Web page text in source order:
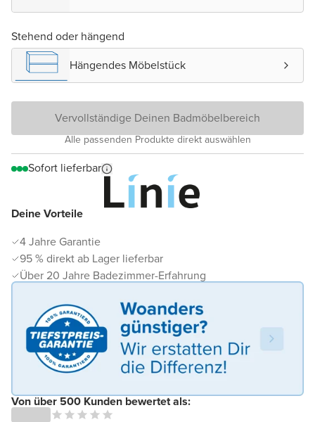
Deine Vorteile
4 Jahre Garantie
95 % direkt ab Lager lieferbar
Über 20 Jahre Badezimmer-Erfahrung
Von über 500 Kunden bewertet als:
Stehend oder hängend
Hängendes Möbelstück
Vervollständige Deinen Badmöbelbereich
Alle passenden Produkte direkt auswählen
Sofort lieferbar